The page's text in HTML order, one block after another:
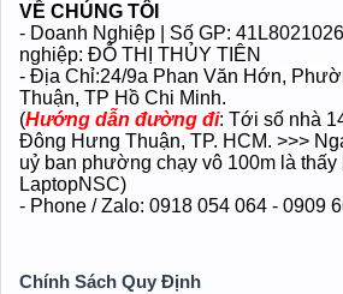
VỀ CHÚNG TÔI
- Doanh Nghiệp | Số GP:
nghiệp: ĐỖ THỊ THỦY TIÊN
- Địa Chỉ:24/9a Phan Văn Hớn,
Thuận, TP Hồ Chi Minh.
(Hướng dẫn đường đi: Tới số nhà
Đông Hưng Thuận, TP. HCM. >>>
uỷ ban phường chạy vô 100m là thấy
LaptopNSC)
- Phone / Zalo: 0918 054 064 - 0909
Chính Sách Quy Định